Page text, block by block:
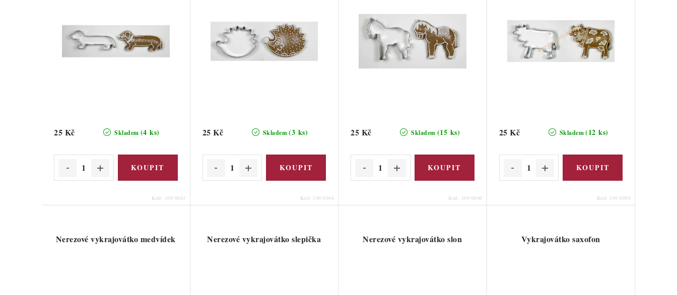
Skladem (4 ks)
25 Kč
Kód: 109-0063
Skladem(3 ks)
25 Kč
Kód: 109-0048
Skladem (15 ks)
25 Kč
Kód: 109-0046
Skladem(12 ks)
25 Kč
Kód: 109-0098
Nerezové vykrajovátko medvídek Nerezové vykrajovátko slepička Nerezové vykrajovátko slon Vykrajovátko saxofon